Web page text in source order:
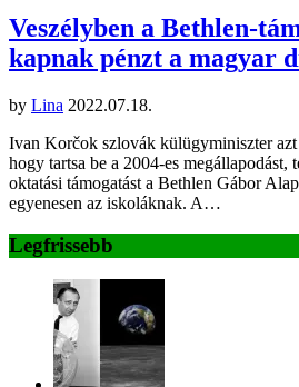
Veszélyben a Bethlen-
kapnak pénzt a magyar
by Lina 2022.07.18.
Ivan Korčok szlovák külügyminiszter
hogy tartsa be a 2004-es megállapodást,
oktatási támogatást a Bethlen Gábor
egyenesen az iskoláknak. A…
Legfrissebb